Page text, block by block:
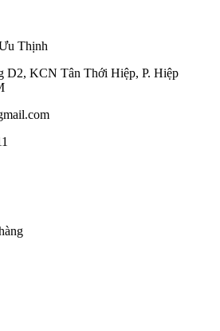
Thịnh
D2, KCN Tân Thới Hiệp, P. Hiệp